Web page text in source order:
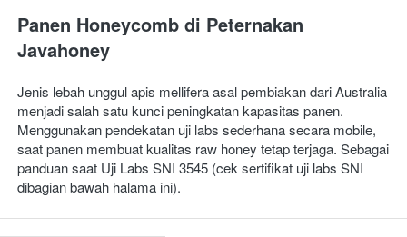
Panen Honeycomb di Peternakan
Javahoney
Jenis lebah unggul apis mellifera asal pembiakan dari Australia
menjadi salah satu kunci peningkatan kapasitas panen.
Menggunakan pendekatan uji labs sederhana secara mobile,
saat panen membuat kualitas raw honey tetap terjaga. Sebagai
panduan saat Uji Labs SNI 3545 (cek sertifikat uji labs SNI
dibagian bawah halama ini).